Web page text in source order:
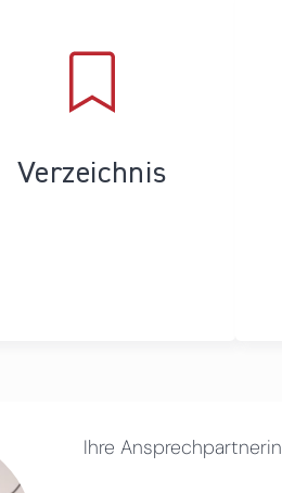
Verzeichnis
Ihre Ansprechpartnerin